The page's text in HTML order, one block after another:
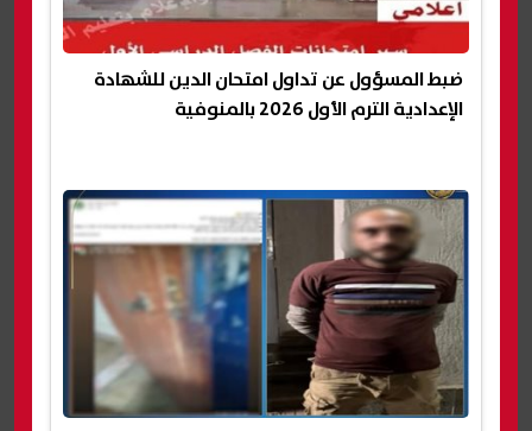
ضبط المسؤول عن تداول امتحان الدين للشهادة
الإعدادية الترم الأول 2026 بالمنوفية